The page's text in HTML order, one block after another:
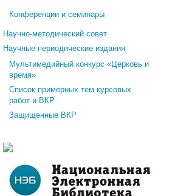
Конференции и семинары
Научно-методический совет
Научные периодические издания
Мультимедийный конкурс «Церковь и
время»
Список примерных тем курсовых
работ и ВКР
Защищенные ВКР